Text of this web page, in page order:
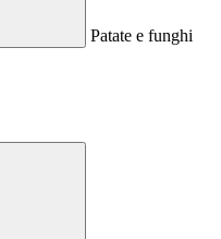
Patate e funghi